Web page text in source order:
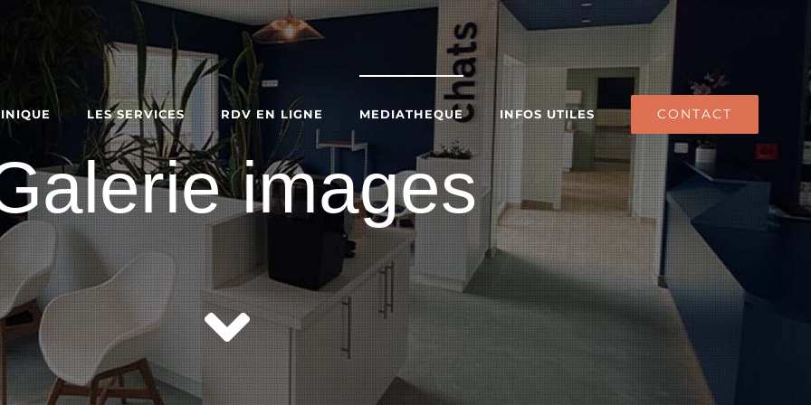
LES SERVICES RDV EN LIGNE MEDIATHEQUE INFOS UTILES CONTACT
images